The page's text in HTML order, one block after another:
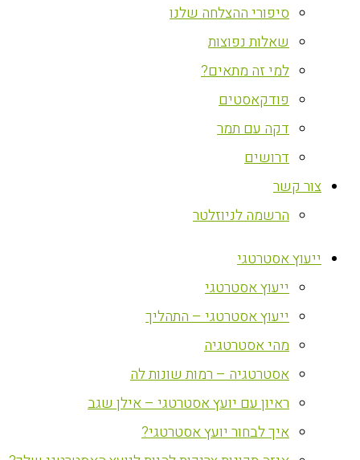
סיפורי ההצלחה שלנו
שאלות נפוצות
למי זה מתאים?
פודקאסטים
דקה עם תמר
דרושים
צור קשר
הרשמה לניוזלטר
ייעוץ אסטרטגי
ייעוץ אסטרטגי
ייעוץ אסטרטגי – התהליך
מהי אסטרטגיה
אסטרטגיה – רמות שונות לה
ראיון עם יועץ אסטרטגי – אילן שגב
איך לבחור יועץ אסטרטגי?